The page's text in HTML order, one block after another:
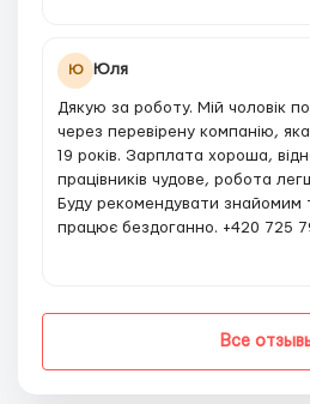
Ю Юля
Дякую за роботу. Мій чоловік
через перевірену компанію,
19 років. Зарплата хороша,
працівників чудове, робота
Буду рекомендувати знайомим
працює бездоганно. +420 725
Все